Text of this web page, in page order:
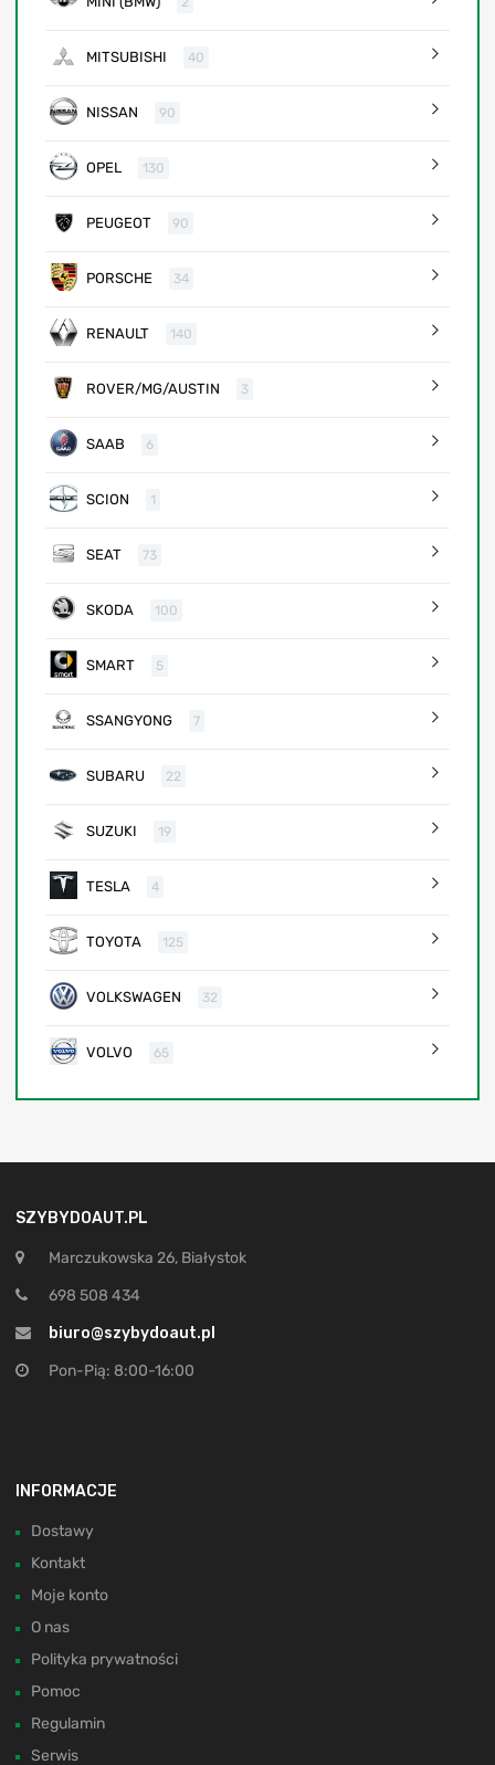
MITSUBISHI 40
NISSAN 90
OPEL 130
PEUGEOT 90
PORSCHE 34
RENAULT 140
ROVER/MG/AUSTIN 3
SAAB 6
SCION 1
SEAT 73
SKODA 100
SMART 5
SSANGYONG 7
SUBARU 22
SUZUKI 19
TESLA 4
TOYOTA 125
VOLKSWAGEN 32
VOLVO 65
SZYBYDOAUT.PL
Marczukowska 26, Białystok
698 508 434
biuro@szybydoaut.pl
Pon-Pią: 8:00-16:00
INFORMACJE
Dostawy
Kontakt
Moje konto
O nas
Polityka prywatności
Pomoc
Regulamin
Serwis